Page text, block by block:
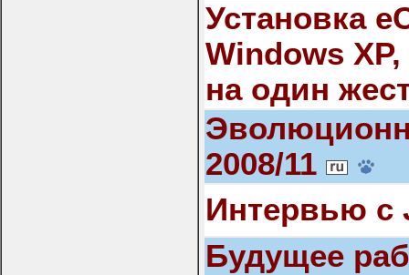
Установка
Windows
на один
2008/11
Интервью с
Будущее